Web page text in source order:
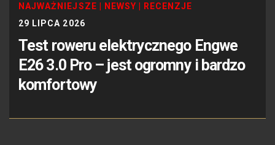
NAJWAŻNIEJSZE NEWSY
RECENZJE
29 LIPCA 2026
Test roweru elektrycznego Engwe
E26 3.0 Pro – jest ogromny i bardzo
komfortowy